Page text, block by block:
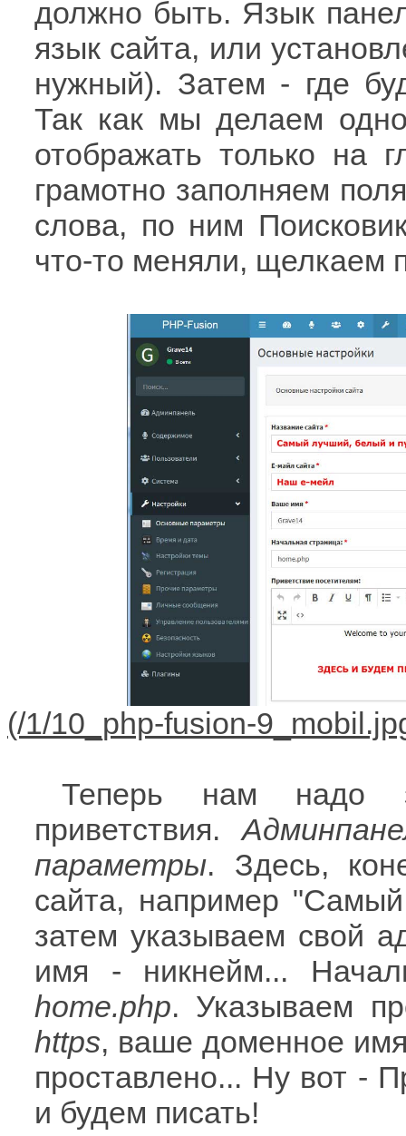
должно быть. Язык
язык сайта, или
нужный). Затем - где
Так как мы делаем
отображать только на
грамотно заполняем
слова, по ним
что-то меняли, щелкаем
Теперь нам надо
приветствия.
параметры. Здесь,
сайта, например
затем указываем свой
имя - никнейм...
home.php. Указываем
https, ваше доменное
проставлено... Ну вот -
и будем писать!